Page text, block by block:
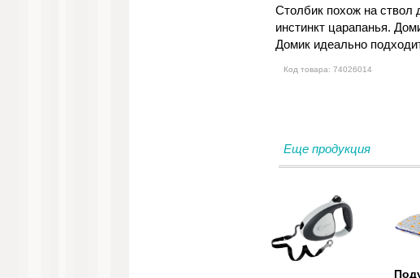
Столбик похож на ствол
инстинкт царапанья.
Домик идеально
Код товара: 74026014
Еще продукция